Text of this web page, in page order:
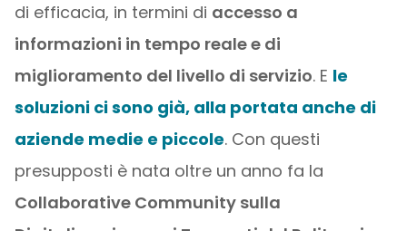
di efficacia, in termini di accesso a
informazioni in tempo reale e di
miglioramento del livello di servizio. E le
soluzioni ci sono già, alla portata anche di
aziende medie e piccole. Con questi
presupposti è nata oltre un anno fa la
Collaborative Community sulla